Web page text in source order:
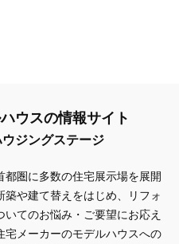
ウスの情報サイト
ジングステージ
都圏に多数の住宅展示場を展開
や建て替えをはじめ、リフォ
てのお悩み・ご要望にお応え
宅メーカーのモデルハウスへの